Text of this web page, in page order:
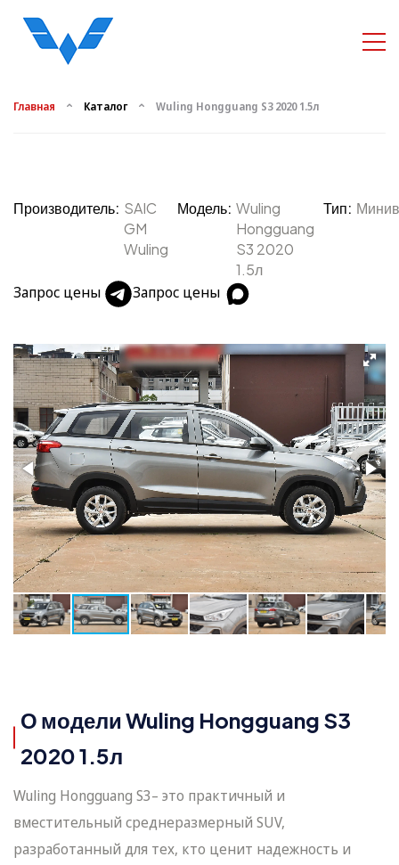
Главная Каталог Wuling Hongguang S3 2020 1.5л
Производитель: SAIC
GM
Wuling
Модель: Wuling
Hongguang
S3 2020
1.5л
Тип:
Запрос цены Запрос цены
О модели Wuling Hongguang S3
2020 1.5л
Wuling Hongguang S3– это практичный и
вместительный среднеразмерный SUV,
разработанный для тех, кто ценит надежность и